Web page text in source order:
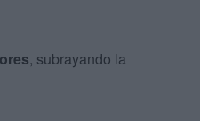
, subrayando la